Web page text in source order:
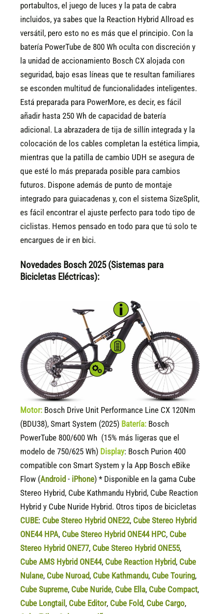
portabultos, el juego de luces y la pata de cabra
incluidos, ya sabes que la Reaction Hybrid Allroad es
versátil, pero esto no es más que el principio. Con la
batería PowerTube de 800 Wh oculta con discreción y
la unidad de accionamiento Bosch CX alojada con
seguridad, bajo esas líneas que te resultan familiares
se esconden multitud de funcionalidades inteligentes.
Está preparada para PowerMore, es decir, es fácil
añadir hasta 250 Wh de capacidad de batería
adicional. La abrazadera de tija de sillín integrada y la
colocación de los cables completan la estética limpia,
mientras que la patilla de cambio UDH se asegura de
que esté lo más preparada posible para cambios
futuros. Dispone además de punto de montaje
integrado para guiacadenas y, con el sistema SizeSplit,
es fácil encontrar el ajuste perfecto para todo tipo de
ciclistas. Hemos pensado en todo para que tú solo te
encargues de ir en bici.
Novedades Bosch 2025 (Sistemas para
Bicicletas Eléctricas):
Motor: Bosch Drive Unit Performance Line CX 120Nm
(BDU38), Smart System (2025) Batería: Bosch
PowerTube 800/600 Wh (15% más ligeras que el
modelo de 750/625 Wh) Display: Bosch Purion 400
compatible con Smart System y la App Bosch eBike
Flow (Android - iPhone) * Disponible en la gama Cube
Stereo Hybrid, Cube Kathmandu Hybrid, Cube Reaction
Hybrid y Cube Nuride Hybrid. Otros tipos de bicicletas
CUBE: Cube Stereo Hybrid ONE22, Cube Stereo Hybrid
ONE44 HPA, Cube Stereo Hybrid ONE44 HPC, Cube
Stereo Hybrid ONE77, Cube Stereo Hybrid ONE55,
Cube AMS Hybrid ONE44, Cube Reaction Hybrid, Cube
Nulane, Cube Nuroad, Cube Kathmandu, Cube Touring,
Cube Supreme, Cube Nuride, Cube Ella, Cube Compact,
Cube Longtail , Cube Editor, Cube Fold, Cube Cargo,